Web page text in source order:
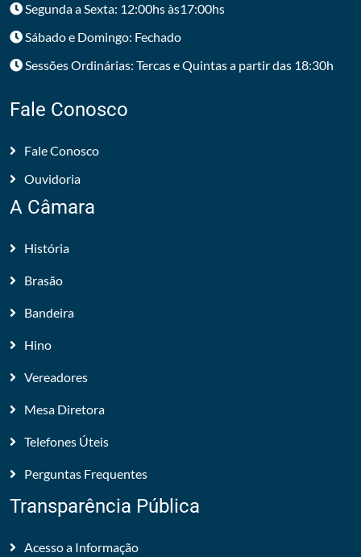
Segunda a Sexta: 12:00hs às17:00hs
Sábado e Domingo: Fechado
Sessões Ordinárias: Tercas e Quintas a partir das 18:30h
Fale Conosco
Fale Conosco
Ouvidoria
A Câmara
História
Brasão
Bandeira
Hino
Vereadores
Mesa Diretora
Telefones Úteis
Perguntas Frequentes
Transparência Pública
Acesso a Informação